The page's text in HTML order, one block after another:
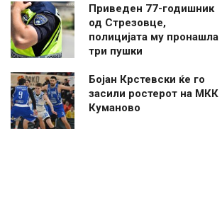
Приведен 77-годишник
од Стрезовце,
полицијата му пронашла
три пушки
Бојан Крстевски ќе го
засили ростерот на МКК
Куманово